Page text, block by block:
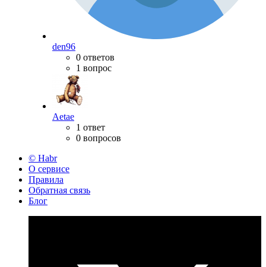
den96
0 ответов
1 вопрос
Aetae
1 ответ
0 вопросов
© Habr
О сервисе
Правила
Обратная связь
Блог